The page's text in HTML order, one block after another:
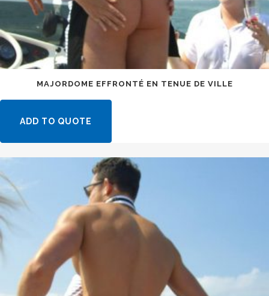
MAJORDOME EFFRONTÉ EN TENUE DE VILLE
ADD TO QUOTE